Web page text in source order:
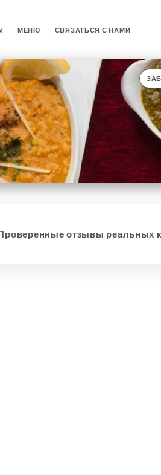
МЕНЮ СВЯЗАТЬСЯ С НАМИ
отзывы реальных